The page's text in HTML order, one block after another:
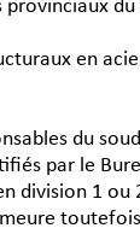
en
du
par le
division 1